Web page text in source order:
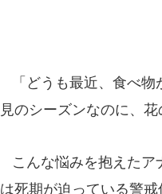
「どうも最近、食べ物
見のシーズンなのに、
こんな悩みを抱えたア
は死期が迫っている警戒